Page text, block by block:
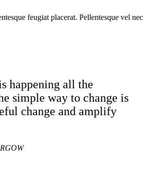
feugiat placerat. Pellentesque vel nec
happening all the
simple way to change is
change and amplify